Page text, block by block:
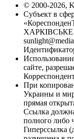
© 2000-2026,
Субъект в
ХАРКІВСЬКЕ
сайте,
При
Украины и
прямая
Ссылка
полного либо
Гиперссылка